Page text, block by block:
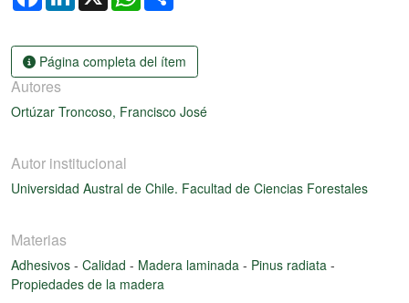
Página completa del ítem
Autores
Ortúzar Troncoso, Francisco José
Autor institucional
Universidad Austral de Chile. Facultad de Ciencias Forestales
Materias
Adhesivos - Calidad - Madera laminada - Pinus radiata -
Propiedades de la madera